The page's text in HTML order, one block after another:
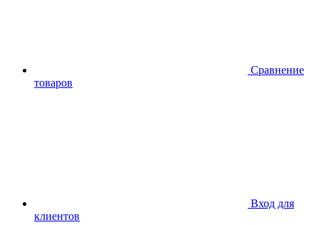
Сравнение
товаров
Вход для
клиентов